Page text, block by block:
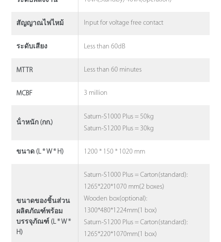
สัญญาณไฟไหม้ Input for voltage free contact
ระดับเสียง Less than 60dB
MTTR Less than 60 minutes
MCBF 3 million
น้ําหนัก (กก.)
Saturn-S1000 Plus = 50kg
Saturn-S1200 Plus = 30kg
ขนาด (L * W * H) 1200 * 150 * 1020 mm
ขนาดของชิ้นส่วน
ผลิตภัณฑ์พร้อม
บรรจุภัณฑ์ (L * W *
H)
Saturn-S1000 Plus = Carton(standard):
1265*220*1070 mm(2 boxes)
Wooden box(optional):
1300*480*1224mm(1 box)
Saturn-S1200 Plus = Carton(standard):
1265*220*1070mm(1 box)